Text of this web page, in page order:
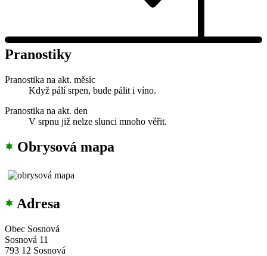
Pranostiky
Pranostika na akt. měsíc
Když pálí srpen, bude pálit i víno.
Pranostika na akt. den
V srpnu již nelze slunci mnoho věřit.
Obrysová mapa
Adresa
Obec Sosnová
Sosnová 11
793 12 Sosnová